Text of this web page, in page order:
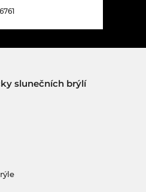
slunečních brýlí